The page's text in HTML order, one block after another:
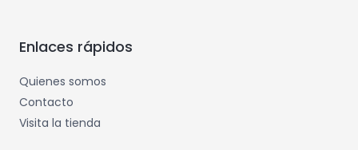
Enlaces rápidos
Quienes somos
Contacto
Visita la tienda